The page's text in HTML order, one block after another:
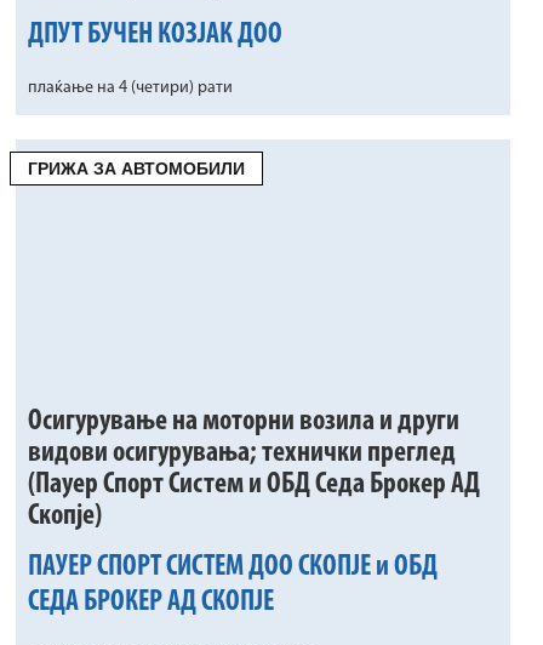
ДПУТ БУЧЕН КОЗЈАК ДОО
плаќање на 4 (четири) рати
ГРИЖА ЗА АВТОМОБИЛИ
Осигурување на моторни возила и други
видови осигурувања; технички преглед
(Пауер Спорт Систем и ОБД Седа Брокер АД
Скопје)
ПАУЕР СПОРТ СИСТЕМ ДОО СКОПЈЕ и ОБД
СЕДА БРОКЕР АД СКОПЈЕ